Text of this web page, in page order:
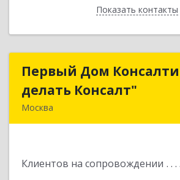
Показать контакты
Назад
Первый Дом
делать Консалт"
Москва
Клиентов на сопровождении
Первый Дом